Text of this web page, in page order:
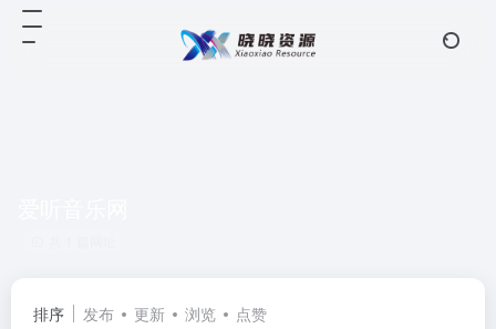
排序 发布 更新 浏览 点赞